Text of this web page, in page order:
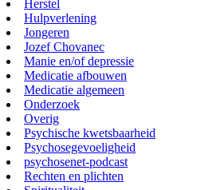
Herstel
Hulpverlening
Jongeren
Jozef Chovanec
Manie en/of depressie
Medicatie afbouwen
Medicatie algemeen
Onderzoek
Overig
Psychische kwetsbaarheid
Psychosegevoeligheid
psychosenet-podcast
Rechten en plichten